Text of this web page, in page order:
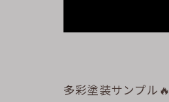
多彩塗装サンプル🔥